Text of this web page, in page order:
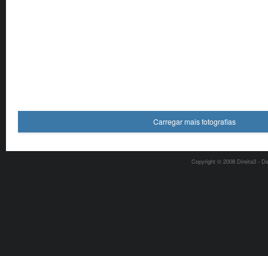
Carregar mais fotografias
Copyright © 2008 Direita3 -